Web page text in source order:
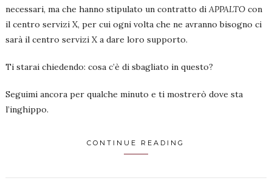
necessari, ma che hanno stipulato un contratto di APPALTOcon
il centro servizi X, per cui ogni volta che ne avranno bisogno ci
sarà il centro servizi X a dare loro supporto.
Ti starai chiedendo: cosa c’è di sbagliato in questo?
Seguimi ancora per qualche minuto e ti mostrerò dove sta
l’inghippo.
CONTINUE READING